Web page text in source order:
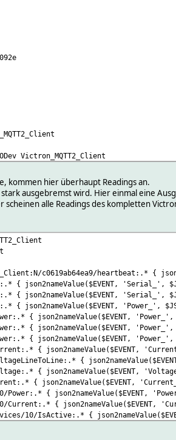
opened
Victron_MQTT2_Client
kommen hier überhaupt Readings an.
ausgebremst wird. Hier einmal eine
alle Readings des kompletten
c0619ab64ea9/heartbeat:.* {
{ json2nameValue($EVENT, 'Serial_',
{ json2nameValue($EVENT, 'Serial_',
{ json2nameValue($EVENT, 'Power_',
{ json2nameValue($EVENT, 'Power_',
{ json2nameValue($EVENT, 'Power_',
{ json2nameValue($EVENT, 'Power_',
{ json2nameValue($EVENT,
{
{ json2nameValue($EVENT,
{ json2nameValue($EVENT,
{ json2nameValue($EVENT,
Current:.* { json2nameValue($EVENT,
10/IsActive:.* {